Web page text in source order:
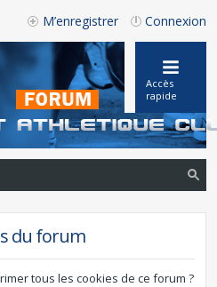
Connexion
M’enregistrer
Accès
rapide
he
du forum
tous les cookies de ce forum ?